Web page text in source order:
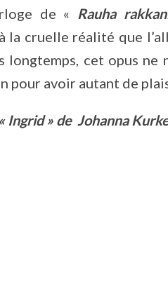
de « Rauha
la cruelle réalité que
longtemps, cet opus
pour avoir autant de
Ingrid » de Johanna